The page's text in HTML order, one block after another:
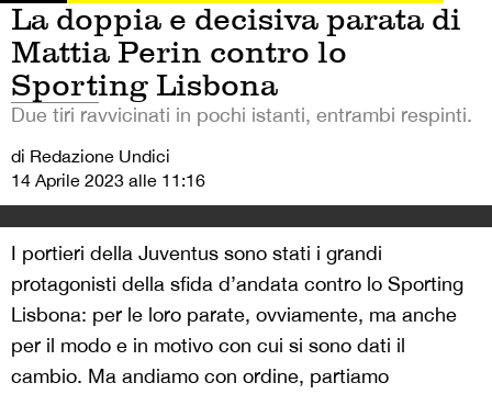
La doppia e decisiva parata di
Mattia Perin contro lo
Sporting Lisbona
Due tiri ravvicinati in pochi istanti, entrambi respinti.
di Redazione Undici
14 Aprile 2023 alle 11:16
I portieri della Juventus sono stati i grandi
protagonisti della sfida d’andata contro lo Sporting
Lisbona: per le loro parate, ovviamente, ma anche
per il modo e in motivo con cui si sono dati il
cambio. Ma andiamo con ordine, partiamo